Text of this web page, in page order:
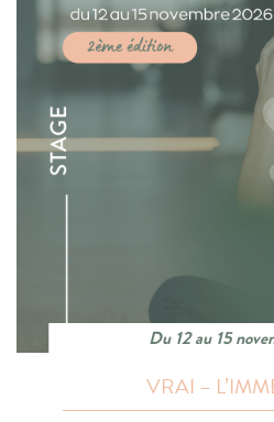
Du 12 au 15
VRAI –